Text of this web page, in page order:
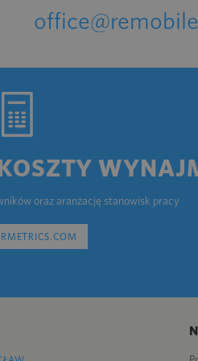
oraz aranżację stanowisk pracy